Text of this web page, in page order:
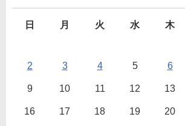
日 月 火 水 木
2 3 4 5 6
9 10 11 12 13
16 17 18 19 20